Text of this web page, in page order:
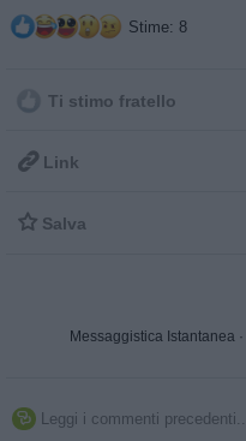
Stime: 8
Ti stimo fratello
 Link
 Salva
Messaggistica Istantanea ·
 Leggi i commenti precedenti...